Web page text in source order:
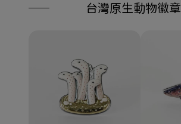
台灣原生動物徽章